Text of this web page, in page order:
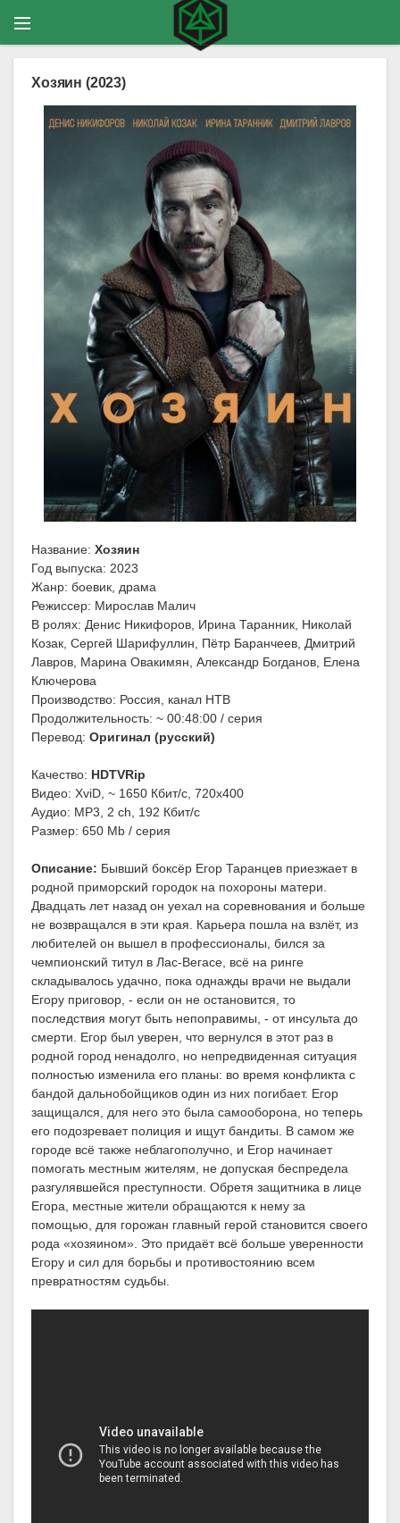
Хозяин (2023)
Название: Хозяин
Год выпуска: 2023
Жанр: боевик, драма
Режиссер: Мирослав Малич
В ролях: Денис Никифоров, Ирина Таранник, Николай
Козак, Сергей Шарифуллин, Пётр Баранчеев, Дмитрий
Лавров, Марина Овакимян, Александр Богданов, Елена
Ключерова
Производство: Россия, канал НТВ
Продолжительность: ~ 00:48:00 / серия
Перевод: Оригинал (русский)
Качество: HDTVRip
Видео: XviD, ~ 1650 Кбит/с, 720x400
Аудио: MP3, 2 ch, 192 Кбит/с
Размер: 650 Mb / серия
Описание: Бывший боксёр Егор Таранцев приезжает в
родной приморский городок на похороны матери.
Двадцать лет назад он уехал на соревнования и больше
не возвращался в эти края. Карьера пошла на взлёт, из
любителей он вышел в профессионалы, бился за
чемпионский титул в Лас-Вегасе, всё на ринге
складывалось удачно, пока однажды врачи не выдали
Егору приговор, - если он не остановится, то
последствия могут быть непоправимы, - от инсульта до
смерти. Егор был уверен, что вернулся в этот раз в
родной город ненадолго, но непредвиденная ситуация
полностью изменила его планы: во время конфликта с
бандой дальнобойщиков один из них погибает. Егор
защищался, для него это была самооборона, но теперь
его подозревает полиция и ищут бандиты. В самом же
городе всё также неблагополучно, и Егор начинает
помогать местным жителям, не допуская беспредела
разгулявшейся преступности. Обретя защитника в лице
Егора, местные жители обращаются к нему за
помощью, для горожан главный герой становится своего
рода «хозяином». Это придаёт всё больше уверенности
Егору и сил для борьбы и противостоянию всем
превратностям судьбы.